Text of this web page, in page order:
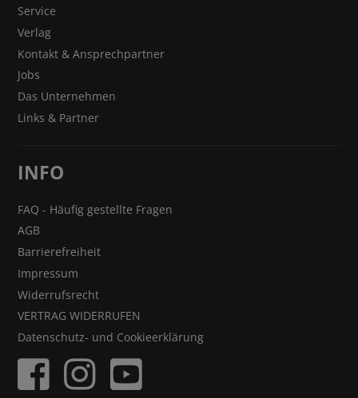
Service
Verlag
Kontakt & Ansprechpartner
Jobs
Das Unternehmen
Links & Partner
INFO
FAQ - Häufig gestellte Fragen
AGB
Barrierefreiheit
Impressum
Widerrufsrecht
VERTRAG WIDERRUFEN
Datenschutz- und Cookieerklärung